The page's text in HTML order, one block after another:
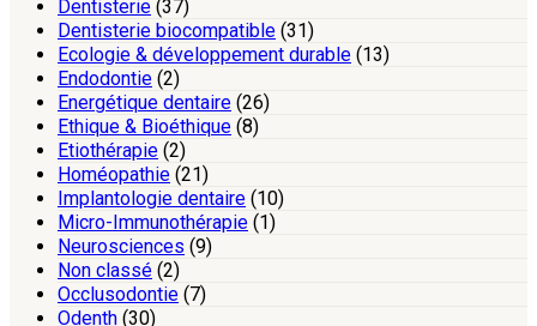
Dentisterie (37)
Dentisterie biocompatible (31)
Ecologie & développement durable (13)
Endodontie (2)
Energétique dentaire (26)
Ethique & Bioéthique (8)
Etiothérapie (2)
Homéopathie (21)
Implantologie dentaire (10)
Micro-Immunothérapie (1)
Neurosciences (9)
Non classé (2)
Occlusodontie (7)
Odenth (30)